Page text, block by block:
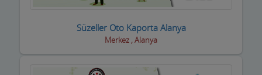
Süzeller Oto Kaporta Alanya
Merkez , Alanya